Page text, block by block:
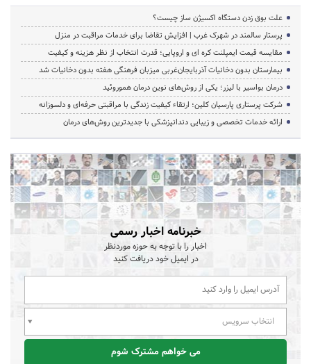
علت بوق زدن دستگاه اکسیژن ساز چیست؟
پرستار سالمند در شهرک غرب | افزایش تقاضا برای خدمات مراقبت در منزل
مقایسه قیمت ایمپلنت کره ای و اروپایی؛ قدرت انتخاب از نظر هزینه و کیفیت
بیمارستان بدون دخانیات آذربایجان‌غربی میزبان فرهنگی هفته بدون دخانیات شد
درمان بواسیر با لیزر؛ یکی از روش‌های نوین درمان هموروئید
شرکت پرستاری پارسیان کلین؛ ارتقاء کیفیت زندگی با مراقبتی حرفه‌ای و دلسوزانه
ارائه خدمات تخصصی و زیبایی دندانپزشکی با جدیدترین روش‌های درمان
خبرنامه اخبار رسمی
اخبار را با توجه به حوزه موردنظر
در ایمیل خود دریافت کنید
انتخاب سرویس
می خواهم مشترک شوم